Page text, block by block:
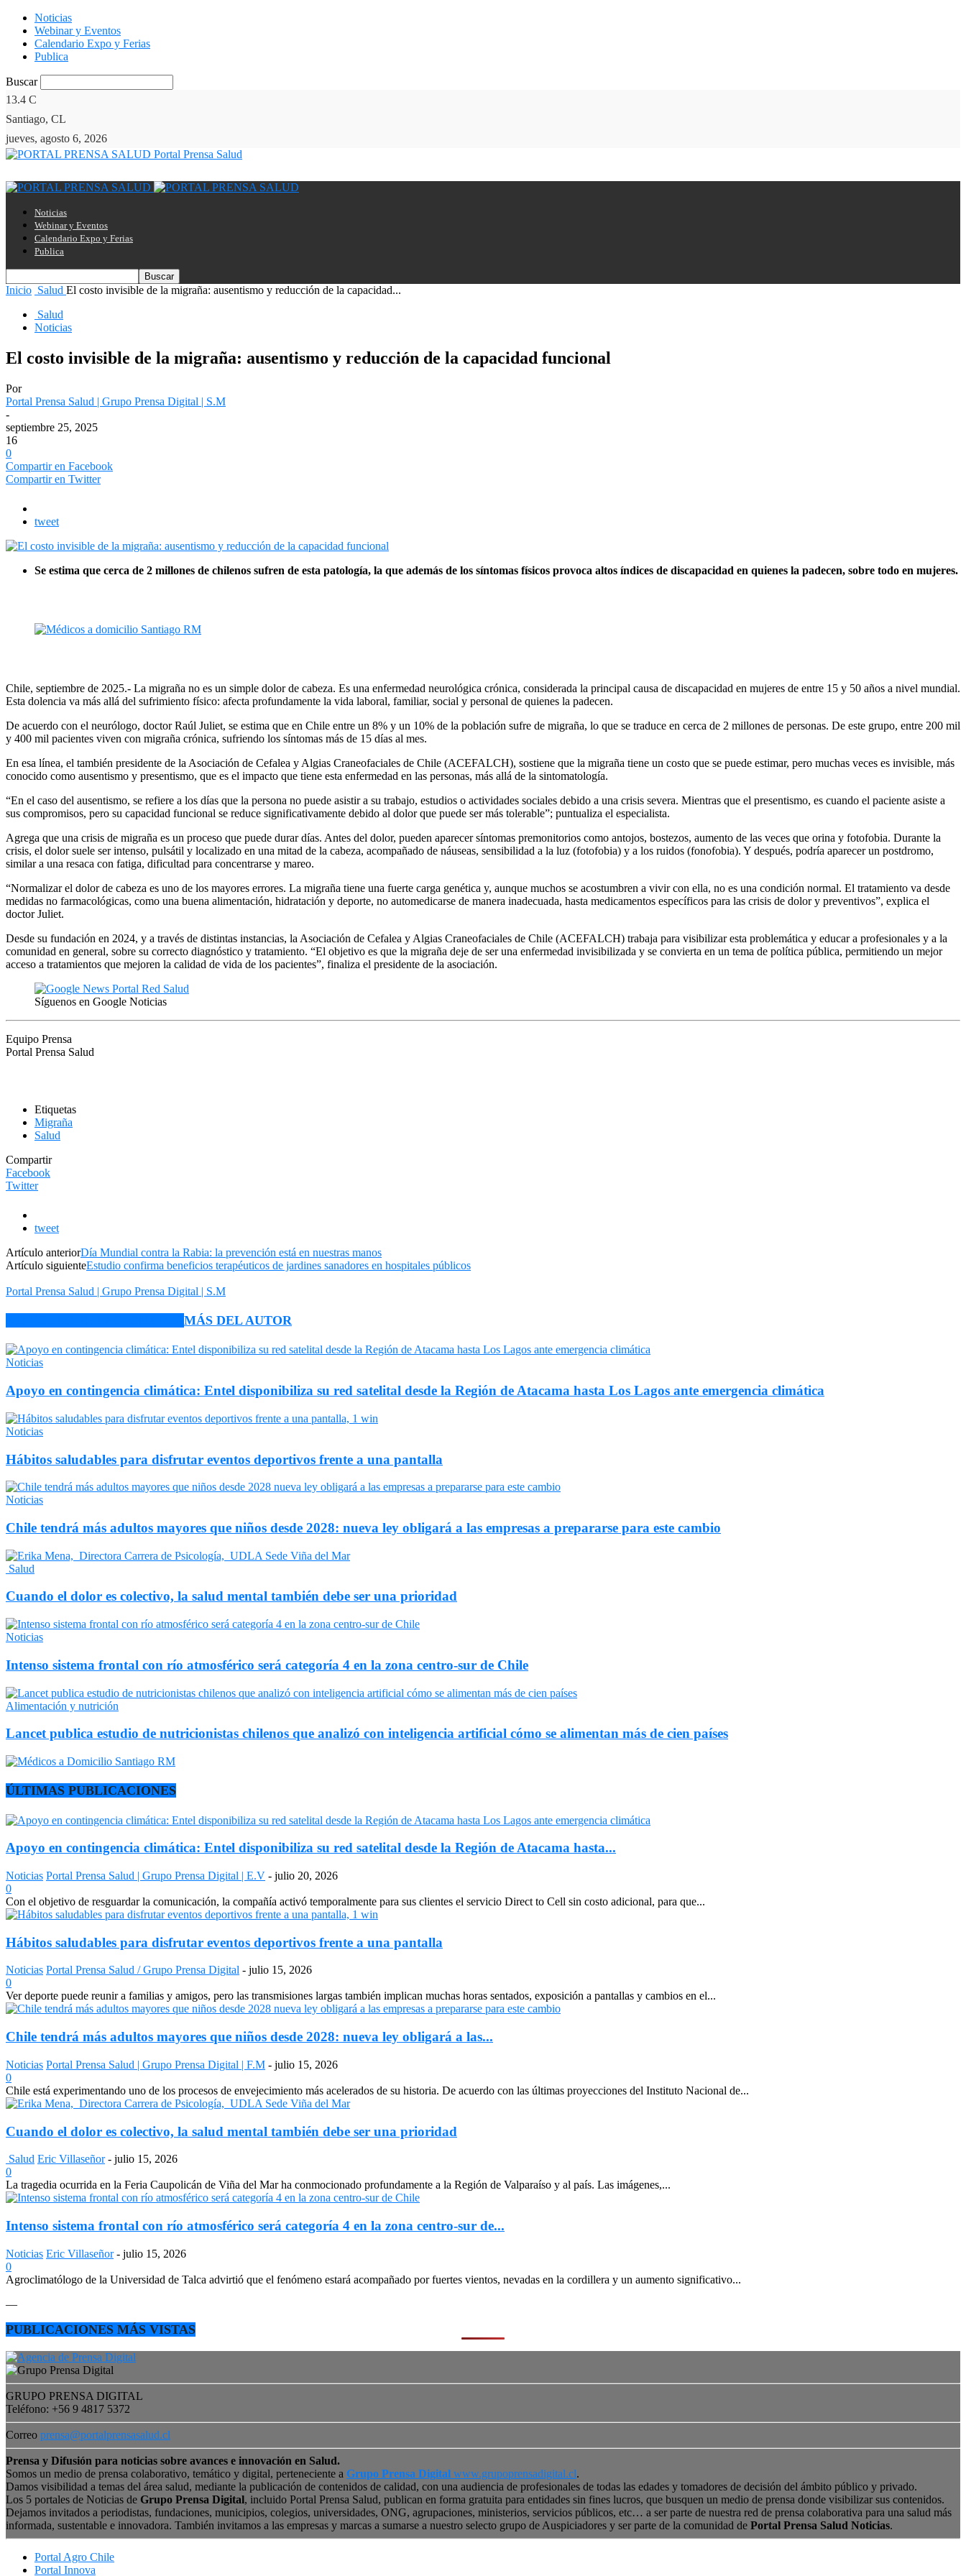
Noticias
Webinar y Eventos
Calendario Expo y Ferias
Publica
Buscar
13.4 C
Santiago, CL
jueves, agosto 6, 2026
Portal Prensa Salud
Noticias
Webinar y Eventos
Calendario Expo y Ferias
Publica
Inicio Salud El costo invisible de la migraña: ausentismo y reducción de la capacidad...
Salud
Noticias
El costo invisible de la migraña: ausentismo y reducción de la capacidad funcional
Por
Portal Prensa Salud | Grupo Prensa Digital | S.M
-
septiembre 25, 2025
16
0
Compartir en Facebook
Compartir en Twitter
tweet
Se estima que cerca de 2 millones de chilenos sufren de esta patología, la que además de los síntomas físicos provoca altos índices de discapacidad en quienes la padecen, sobre todo en mujeres.
Chile, septiembre de 2025.- La migraña no es un simple dolor de cabeza. Es una enfermedad neurológica crónica, considerada la principal causa de discapacidad en mujeres de entre 15 y 50 años a nivel mundial.
Esta dolencia va más allá del sufrimiento físico: afecta profundamente la vida laboral, familiar, social y personal de quienes la padecen.
De acuerdo con el neurólogo, doctor Raúl Juliet, se estima que en Chile entre un 8% y un 10% de la población sufre de migraña, lo que se traduce en cerca de 2 millones de personas. De este grupo, entre 200 mil
y 400 mil pacientes viven con migraña crónica, sufriendo los síntomas más de 15 días al mes.
En esa línea, el también presidente de la Asociación de Cefalea y Algias Craneofaciales de Chile (ACEFALCH), sostiene que la migraña tiene un costo que se puede estimar, pero muchas veces es invisible, más
conocido como ausentismo y presentismo, que es el impacto que tiene esta enfermedad en las personas, más allá de la sintomatología.
“En el caso del ausentismo, se refiere a los días que la persona no puede asistir a su trabajo, estudios o actividades sociales debido a una crisis severa. Mientras que el presentismo, es cuando el paciente asiste a
sus compromisos, pero su capacidad funcional se reduce significativamente debido al dolor que puede ser más tolerable”; puntualiza el especialista.
Agrega que una crisis de migraña es un proceso que puede durar días. Antes del dolor, pueden aparecer síntomas premonitorios como antojos, bostezos, aumento de las veces que orina y fotofobia. Durante la
crisis, el dolor suele ser intenso, pulsátil y localizado en una mitad de la cabeza, acompañado de náuseas, sensibilidad a la luz (fotofobia) y a los ruidos (fonofobia). Y después, podría aparecer un postdromo,
similar a una resaca con fatiga, dificultad para concentrarse y mareo.
“Normalizar el dolor de cabeza es uno de los mayores errores. La migraña tiene una fuerte carga genética y, aunque muchos se acostumbren a vivir con ella, no es una condición normal. El tratamiento va desde
medidas no farmacológicas, como una buena alimentación, hidratación y deporte, no automedicarse de manera inadecuada, hasta medicamentos específicos para las crisis de dolor y preventivos”, explica el
doctor Juliet.
Desde su fundación en 2024, y a través de distintas instancias, la Asociación de Cefalea y Algias Craneofaciales de Chile (ACEFALCH) trabaja para visibilizar esta problemática y educar a profesionales y a la
comunidad en general, sobre su correcto diagnóstico y tratamiento. “El objetivo es que la migraña deje de ser una enfermedad invisibilizada y se convierta en un tema de política pública, permitiendo un mejor
acceso a tratamientos que mejoren la calidad de vida de los pacientes”, finaliza el presidente de la asociación.
Síguenos en Google Noticias
Equipo Prensa
Portal Prensa Salud
Etiquetas
Migraña
Salud
Compartir
Facebook
Twitter
tweet
Artículo anteriorDía Mundial contra la Rabia: la prevención está en nuestras manos
Artículo siguienteEstudio confirma beneficios terapéuticos de jardines sanadores en hospitales públicos
Portal Prensa Salud | Grupo Prensa Digital | S.M
MÁS DEL AUTOR
Noticias
Apoyo en contingencia climática: Entel disponibiliza su red satelital desde la Región de Atacama hasta Los Lagos ante emergencia climática
Noticias
Hábitos saludables para disfrutar eventos deportivos frente a una pantalla
Noticias
Chile tendrá más adultos mayores que niños desde 2028: nueva ley obligará a las empresas a prepararse para este cambio
Salud
Cuando el dolor es colectivo, la salud mental también debe ser una prioridad
Noticias
Intenso sistema frontal con río atmosférico será categoría 4 en la zona centro-sur de Chile
Alimentación y nutrición
Lancet publica estudio de nutricionistas chilenos que analizó con inteligencia artificial cómo se alimentan más de cien países
ÚLTIMAS PUBLICACIONES
Apoyo en contingencia climática: Entel disponibiliza su red satelital desde la Región de Atacama hasta...
Noticias Portal Prensa Salud | Grupo Prensa Digital | E.V - julio 20, 2026
0
Con el objetivo de resguardar la comunicación, la compañía activó temporalmente para sus clientes el servicio Direct to Cell sin costo adicional, para que...
Hábitos saludables para disfrutar eventos deportivos frente a una pantalla
Noticias Portal Prensa Salud / Grupo Prensa Digital - julio 15, 2026
0
Ver deporte puede reunir a familias y amigos, pero las transmisiones largas también implican muchas horas sentados, exposición a pantallas y cambios en el...
Chile tendrá más adultos mayores que niños desde 2028: nueva ley obligará a las...
Noticias Portal Prensa Salud | Grupo Prensa Digital | F.M - julio 15, 2026
0
Chile está experimentando uno de los procesos de envejecimiento más acelerados de su historia. De acuerdo con las últimas proyecciones del Instituto Nacional de...
Cuando el dolor es colectivo, la salud mental también debe ser una prioridad
Salud Eric Villaseñor - julio 15, 2026
0
La tragedia ocurrida en la Feria Caupolicán de Viña del Mar ha conmocionado profundamente a la Región de Valparaíso y al país. Las imágenes,...
Intenso sistema frontal con río atmosférico será categoría 4 en la zona centro-sur de...
Noticias Eric Villaseñor - julio 15, 2026
0
Agroclimatólogo de la Universidad de Talca advirtió que el fenómeno estará acompañado por fuertes vientos, nevadas en la cordillera y un aumento significativo...
—
PUBLICACIONES MÁS VISTAS
GRUPO PRENSA DIGITAL
Teléfono: +56 9 4817 5372
Correo prensa@portalprensasalud.cl
Prensa y Difusión para noticias sobre avances e innovación en Salud.
Somos un medio de prensa colaborativo, temático y digital, perteneciente a Grupo Prensa Digital www.grupoprensadigital.cl.
Damos visibilidad a temas del área salud, mediante la publicación de contenidos de calidad, con una audiencia de profesionales de todas las edades y tomadores de decisión del ámbito público y privado.
Los 5 portales de Noticias de Grupo Prensa Digital, incluido Portal Prensa Salud, publican en forma gratuita para entidades sin fines lucros, que busquen un medio de prensa donde visibilizar sus contenidos.
Dejamos invitados a periodistas, fundaciones, municipios, colegios, universidades, ONG, agrupaciones, ministerios, servicios públicos, etc… a ser parte de nuestra red de prensa colaborativa para una salud más
informada, sustentable e innovadora. También invitamos a las empresas y marcas a sumarse a nuestro selecto grupo de Auspiciadores y ser parte de la comunidad de Portal Prensa Salud Noticias.
Portal Agro Chile
Portal Innova